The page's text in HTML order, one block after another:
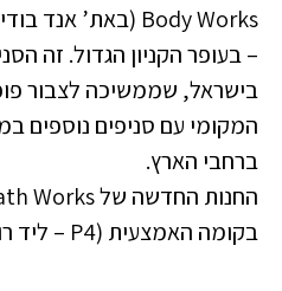
בישראל, שממשיכה לצבור
המקומי עם סניפים נוספים
ברחבי הארץ.
בקומה האמצעית (P4 – ליד רולדין).